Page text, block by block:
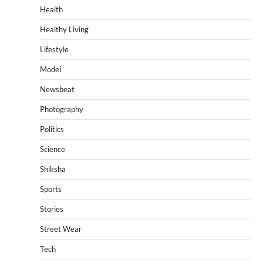
Health
Healthy Living
Lifestyle
Model
Newsbeat
Photography
Politics
Science
Shiksha
Sports
Stories
Street Wear
Tech